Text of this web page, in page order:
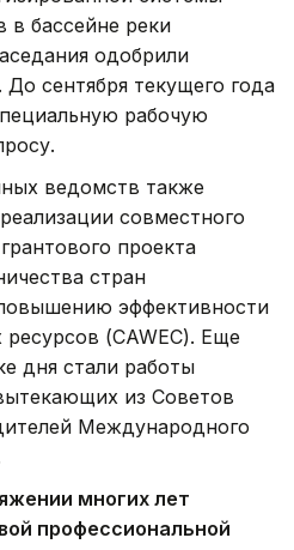
в бассейне реки
одобрили
сентября текущего года
рабочую
ведомств также
совместного
проекта
стран
эффективности
(CAWEC). Еще
дня стали работы
из Советов
Международного
многих лет
профессиональной